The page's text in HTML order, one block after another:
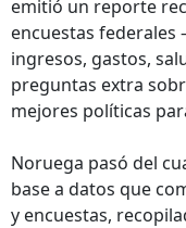
emitió un reporte
encuestas
ingresos, gastos,
preguntas extra
mejores políticas
Noruega pasó del
base a datos que
y encuestas,